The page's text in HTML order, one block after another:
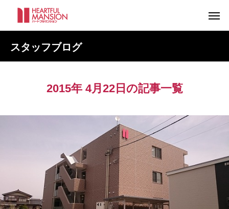
スタッフブログ
2015年 4月22日の記事一覧